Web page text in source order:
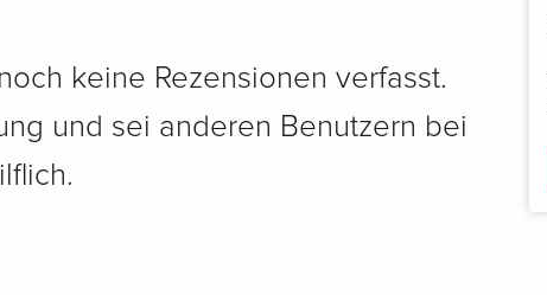
keine Rezensionen verfasst.
und sei anderen Benutzern bei